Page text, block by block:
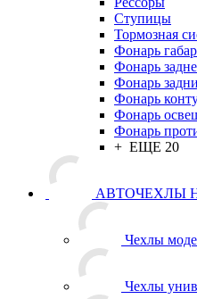
Ступицы
Тормозная
Фонарь
Фонарь
Фонарь
Фонарь
Фонарь
Фонарь
+ ЕЩЕ 20
АВТОЧЕХЛЫ
Чехлы
Чехлы